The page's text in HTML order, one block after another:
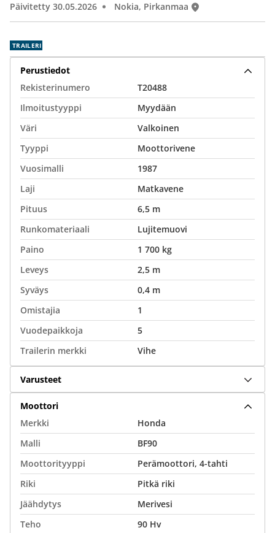
Päivitetty 30.05.2026
Nokia, Pirkanmaa
TRAILERI
Perustiedot
Rekisterinumero
T20488
Ilmoitustyyppi
Myydään
Väri
Valkoinen
Tyyppi
Moottorivene
Vuosimalli
1987
Laji
Matkavene
Pituus
6,5 m
Runkomateriaali
Lujitemuovi
Paino
1 700 kg
Leveys
2,5 m
Syväys
0,4 m
Omistajia
1
Vuodepaikkoja
5
Trailerin merkki
Vihe
Varusteet
Moottori
Merkki
Honda
Malli
BF90
Moottorityyppi
Perämoottori, 4-tahti
Riki
Pitkä riki
Jäähdytys
Merivesi
Teho
90 Hv